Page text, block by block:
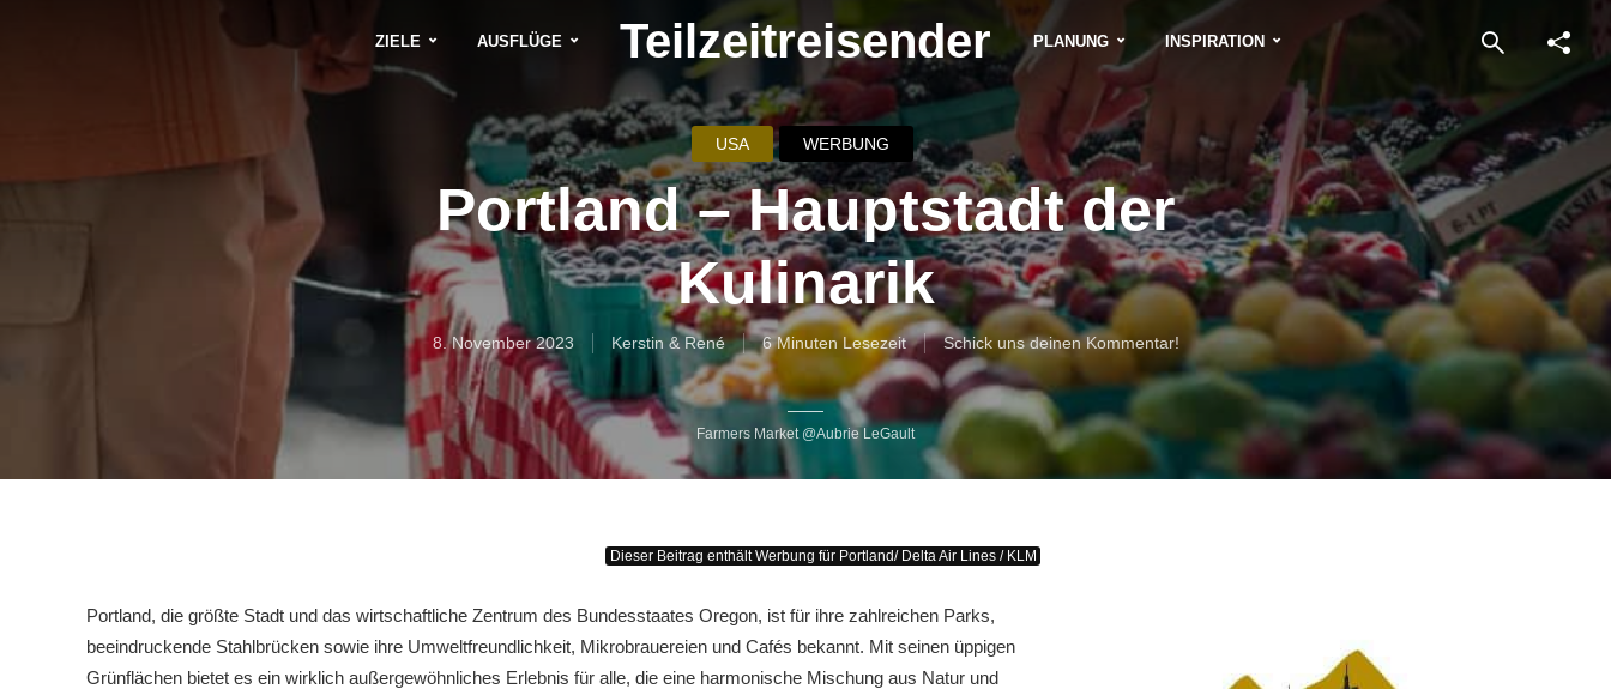
ZIELE AUSFLÜGE Teilzeitreisender PLANUNG INSPIRATION
Farmers Market @Aubrie LeGault
USA WERBUNG
Portland – Hauptstadt der
Kulinarik
8. November 2023 Kerstin & René 6 Minuten Lesezeit Schick uns deinen Kommentar!
Dieser Beitrag enthält Werbung für Portland/ Delta Air Lines / KLM
Portland, die größte Stadt und das wirtschaftliche Zentrum des Bundesstaates Oregon, ist für ihre zahlreichen Parks,
beeindruckende Stahlbrücken sowie ihre Umweltfreundlichkeit, Mikrobrauereien und Cafés bekannt. Mit seinen üppigen
Grünflächen bietet es ein wirklich außergewöhnliches Erlebnis für alle, die eine harmonische Mischung aus Natur und